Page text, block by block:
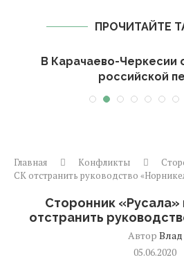
ПРОЧИТАЙТЕ
В Карачаево-Черкесии
российской
Главная Конфликты
СК отстранить руководство
Сторонник
отстранить
Автор Влад
05.06.2020